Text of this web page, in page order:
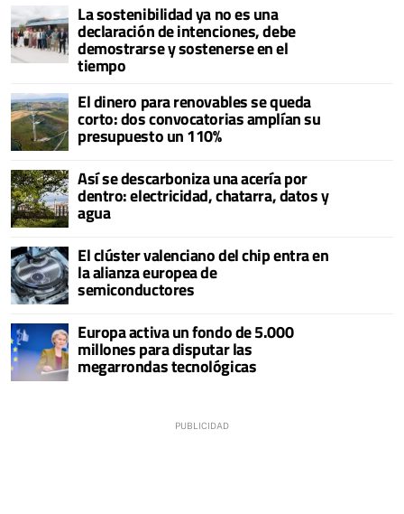
La sostenibilidad ya no es una
declaración de intenciones, debe
demostrarse y sostenerse en el
tiempo
El dinero para renovables se queda
corto: dos convocatorias amplían su
presupuesto un 110%
Así se descarboniza una acería por
dentro: electricidad, chatarra, datos y
agua
El clúster valenciano del chip entra en
la alianza europea de
semiconductores
Europa activa un fondo de 5.000
millones para disputar las
megarrondas tecnológicas